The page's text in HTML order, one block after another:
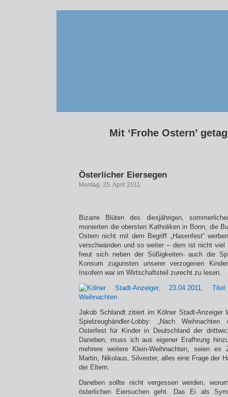
Mit ‘Frohe Ostern’
Österlicher Eiersegen
Montag, 25. April 2011
Bizarre Blüten des diesjährigen,
monierten die obersten Katholiken in Bonn, die
Ostern nicht mit dem Begriff „Hasenfest“
verschwänden und so weiter – dem ist nicht viel
freut sich neben der Süßigkeiten- auch die
Konsum zugunsten unserer verzogenen
Insofern war im Wirtschaftsteil zurecht zu lesen.
Jakob Schlandt zitiert im Kölner Stadt-Anzeiger
Spielzeughändler-Lobby: „Nach
Osterfest für Kinder in Deutschland der
Daneben, muss ich aus eigener Erafhrung
mehrere weitere Klein-Weihnachten, seien es
Martin, Nikolaus, Silvester, alles eine Frage der
der Eltern.
Daneben sollte nicht vergessen werden,
österlichen Eiersuchen geht. Das Ei als